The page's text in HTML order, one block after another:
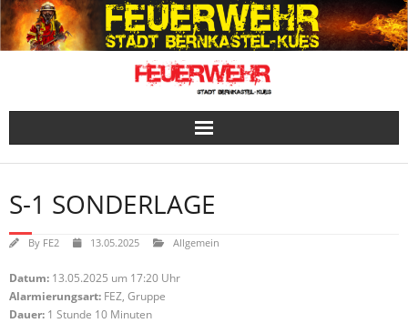
Skip
to
content
S-1 SONDERLAGE
By FE2 13.05.2025 Allgemein
Datum: 13.05.2025 um 17:20 Uhr
Alarmierungsart: FEZ, Gruppe
Dauer: 1 Stunde 10 Minuten